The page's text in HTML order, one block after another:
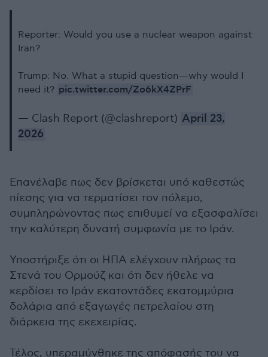
Reporter: Would you use a nuclear weapon against
Iran?
Trump: No. What a stupid question—why would I
need it? pic.twitter.com/Zo6kX4ZPrF
— Clash Report (@clashreport) April 23,
2026
Επανέλαβε πως δεν βρίσκεται υπό καθεστώς
πίεσης για να τερματίσει τον πόλεμο,
συμπληρώνοντας πως επιθυμεί να εξασφαλίσει
την καλύτερη δυνατή συμφωνία με το Ιράν.
Υποστήριξε ότι οι ΗΠΑ ελέγχουν πλήρως τα
Στενά του Ορμούζ και ότι δεν ήθελε να
κερδίσει το Ιράν εκατοντάδες εκατομμύρια
δολάρια από εξαγωγές πετρελαίου στη
διάρκεια της εκεχειρίας.
Τέλος, υπεραμύνθηκε της απόφασής του να